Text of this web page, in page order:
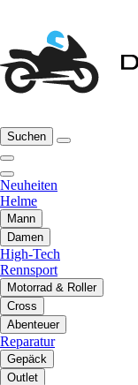
Suchen
Neuheiten
Helme
Mann
Damen
High-Tech
Rennsport
Motorrad & Roller
Cross
Abenteuer
Reparatur
Gepäck
Outlet